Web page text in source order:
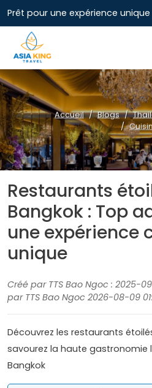
Prêt pour une expérience unique
Accueil Blogs
Restaurants
Bangkok : Top
une expérience
unique
Créé par TTS Bao Ngoc : 2025-
par TTS Bao Ngoc 2026-08-09
Découvrez les restaurants
savourez la haute gastronomie
Bangkok